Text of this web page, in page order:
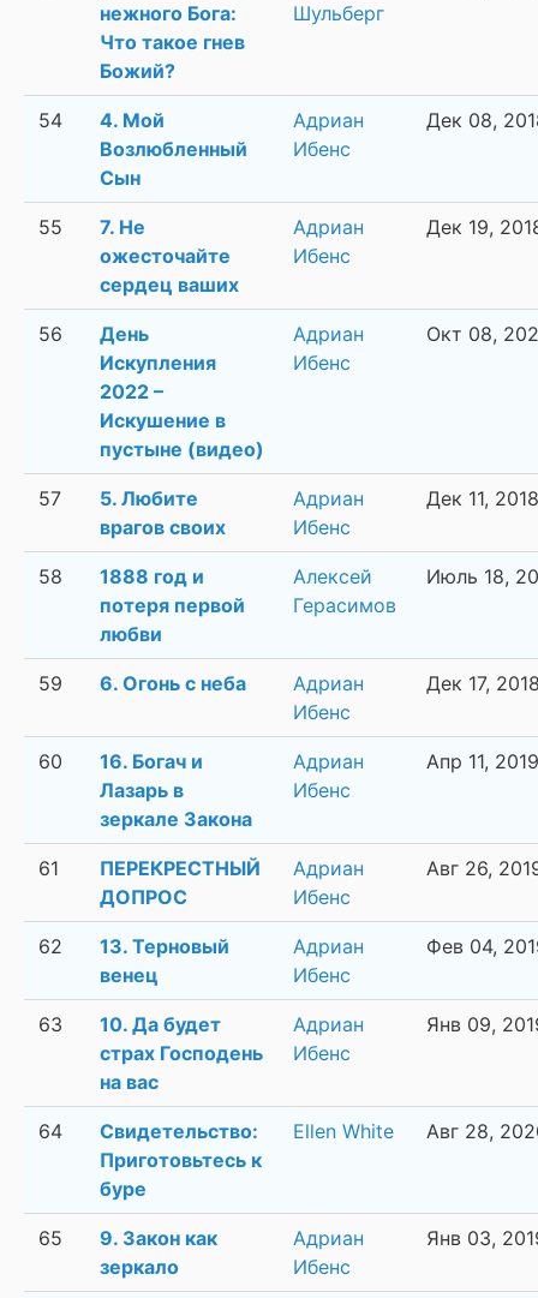
нежного Бога:
Что такое гнев
Божий?
Шульберг
54
4. Мой
Возлюбленный
Сын
Адриан
Ибенс
Дек 08,
55
7. Не
ожесточайте
сердец ваших
Адриан
Ибенс
Дек 19,
56
День
Искупления
2022 –
Искушение в
пустыне (видео)
Адриан
Ибенс
Окт 08,
57
5. Любите
врагов своих
Адриан
Ибенс
Дек 11, 2018
58
1888 год и
потеря первой
любви
Алексей
Герасимов
Июль 18,
59 6. Огонь с неба
Адриан
Ибенс
Дек 17,
60
16. Богач и
Лазарь в
зеркале Закона
Адриан
Ибенс
Апр 11, 2019
61
ПЕРЕКРЕСТНЫЙ
ДОПРОС
Адриан
Ибенс
Авг 26,
62
13. Терновый
венец
Адриан
Ибенс
Фев 04,
63
10. Да будет
страх Господень
на вас
Адриан
Ибенс
Янв 09,
64
Свидетельство:
Приготовьтесь к
буре
Ellen White Авг 28,
65
9. Закон как
зеркало
Адриан
Ибенс
Янв 03,